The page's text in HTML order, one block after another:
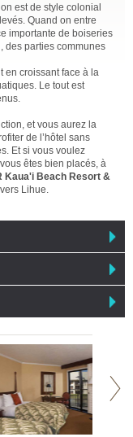
est de style colonial
Quand on entre
importante de boiseries
des parties communes
en croissant face à la
Le tout est
et vous aurez la
de l’hôtel sans
Et si vous voulez
êtes bien placés, à
Kaua'i Beach Resort &
Lihue.